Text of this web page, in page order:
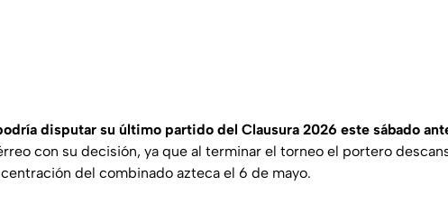
disputar su último partido del Clausura 2026 este sábado
con su decisión, ya que al terminar el torneo el portero
del combinado azteca el 6 de mayo.